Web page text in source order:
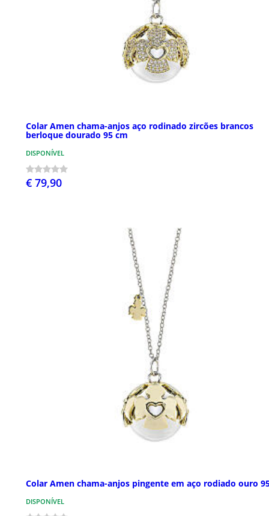
Colar Amen chama-anjos aço rodinado zircões brancos
berloque dourado 95 cm
DISPONÍVEL
€ 79,90
Colar Amen chama-anjos pingente em aço rodiado ouro
DISPONÍVEL